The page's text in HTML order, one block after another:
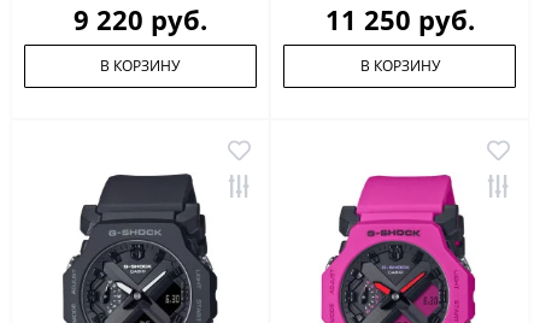
9 220 руб.
В КОРЗИНУ
11 250 руб.
В КОРЗИНУ